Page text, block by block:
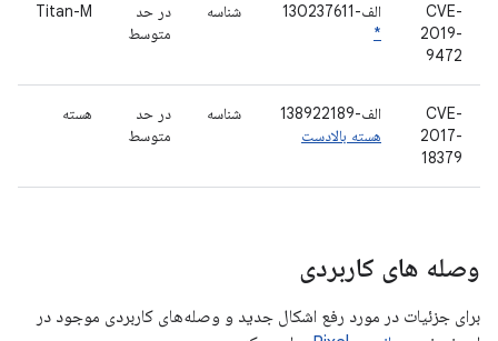
CVE-
2019-
9472
الف-130237611
*
شناسه
در حد
متوسط
Titan-M
CVE-
2017-
18379
الف-138922189
هسته بالادست
شناسه
در حد
متوسط
هسته
وصله های کاربردی
برای جزئیات در مورد رفع اشکال جدید و وصله‌های کاربردی موجود در